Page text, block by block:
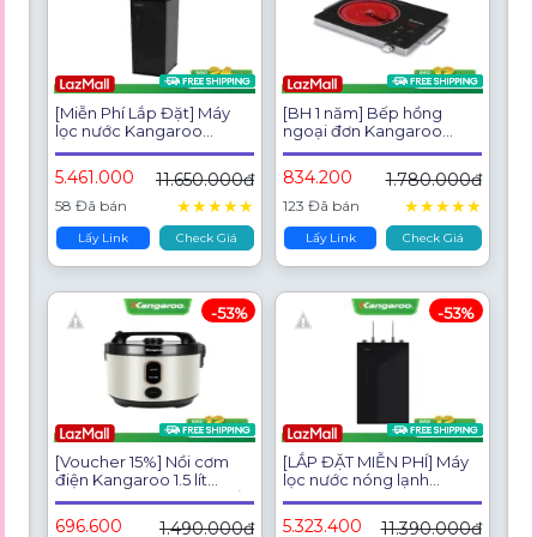
[Miễn Phí Lắp Đặt] Máy
lọc nước Kangaroo
Hydrogen Infinity nóng
lạnh 11 lõi KG11S9-H4
5.461.000 11.650.000đ
58 Đã bán ★★★★★
Lấy Link Check Giá
[BH 1 năm] Bếp hồng
ngoại đơn Kangaroo
KG20IFT1
834.200 1.780.000đ
123 Đã bán ★★★★★
Lấy Link Check Giá
[Voucher 15%] Nồi cơm
điện Kangaroo 1.5 lít
KGRC15M2BE - công suất
700w
696.600 1.490.000đ
-53%
[LẮP ĐẶT MIỄN PHÍ] Máy
lọc nước nóng lạnh
Kangaroo KG10A17 -
Hydrogen 10 Lõi Lọc
5.323.400 11.390.000đ
-53%